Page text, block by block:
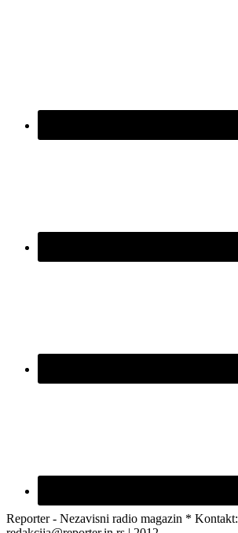
Reporter - Nezavisni radio magazin * Kontakt: